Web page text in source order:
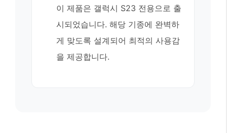
이 제품은 갤럭시 S23 전용으로 출
시되었습니다. 해당 기종에 완벽하
게 맞도록 설계되어 최적의 사용감
을 제공합니다.